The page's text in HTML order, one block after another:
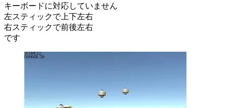
キーボードに対応していません
左スティックで上下左右
右スティックで前後左右
です